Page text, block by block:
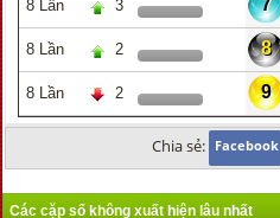
8 Lần 3 7
8 Lần 2 8
8 Lần 2 9
Chia sẻ: Facebook
Các cặp số không xuất hiện lâu nhất